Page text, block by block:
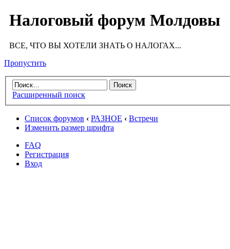
Налоговый форум Молдовы
ВСЕ, ЧТО ВЫ ХОТЕЛИ ЗНАТЬ О НАЛОГАХ...
Пропустить
Расширенный поиск
Список форумов ‹ РАЗНОЕ ‹ Встречи
Изменить размер шрифта
FAQ
Регистрация
Вход